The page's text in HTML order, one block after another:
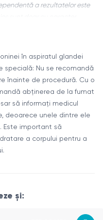
a rezultatelor este
de celulele
un rol important în
în organism. Calcitonina
reducând
sunt:
în sânge prin
oase și creșterea
nou (activitate
în aspiratul glandei
Nu se recomandă
înainte de procedură. Cu o
abținerea de la fumat
să informați medicul
deoarece unele dintre ele
Este important să
a corpului pentru a
și: